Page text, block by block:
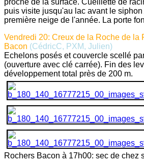
proche de la surface. Cueillette de
puis visite jusqu'au lac avant le
première neige de l'année. La porte
Vendredi 20: Creux de la Roche de la
Bacon (CédricC, PXM, Julien)
Echelons posés et couvercle scellé
(ouverture avec clé carrée). Fin des
développement total près de 200 m.
Rochers Bacon à 17h00: sec de chez